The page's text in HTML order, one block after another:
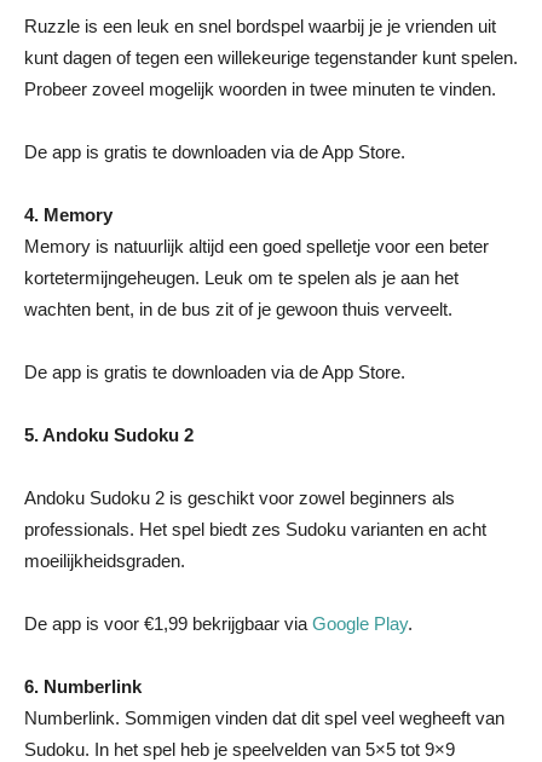
Ruzzle is een leuk en snel bordspel waarbij je je vrienden uit
kunt dagen of tegen een willekeurige tegenstander kunt spelen.
Probeer zoveel mogelijk woorden in twee minuten te vinden.
De app is gratis te downloaden via de App Store.
4. Memory
Memory is natuurlijk altijd een goed spelletje voor een beter
kortetermijngeheugen. Leuk om te spelen als je aan het
wachten bent, in de bus zit of je gewoon thuis verveelt.
De app is gratis te downloaden via de App Store.
5.Andoku Sudoku 2
Andoku Sudoku 2 is geschikt voor zowel beginners als
professionals. Het spel biedt zes Sudoku varianten en acht
moeilijkheidsgraden.
De app is voor €1,99 bekrijgbaar via Google Play.
6. Numberlink
Numberlink. Sommigen vinden dat dit spel veel wegheeft van
Sudoku. In het spel heb je speelvelden van 5×5 tot 9×9